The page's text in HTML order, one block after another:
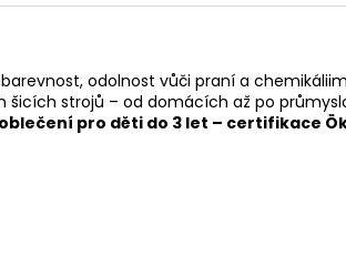
odolnost vůči praní a
strojů – od domácích až po
pro děti do 3 let – certifikace